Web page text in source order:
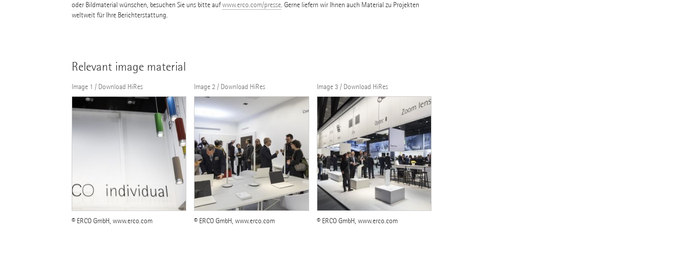
oder Bildmaterial wünschen, besuchen Sie uns bitte aufwww.erco.com/presse. Gerne liefern wir Ihnen auch Material zu Projekten
weltweit für Ihre Berichterstattung.
Relevant image material
Image 1 / Download HiRes
© ERCO GmbH, www.erco.com
Image 2 / Download HiRes
© ERCO GmbH, www.erco.com
Image 3 / Download HiRes
© ERCO GmbH, www.erco.com